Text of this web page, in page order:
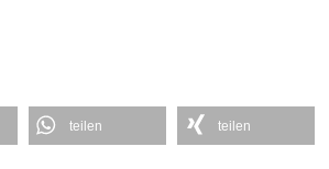
teilen teilen